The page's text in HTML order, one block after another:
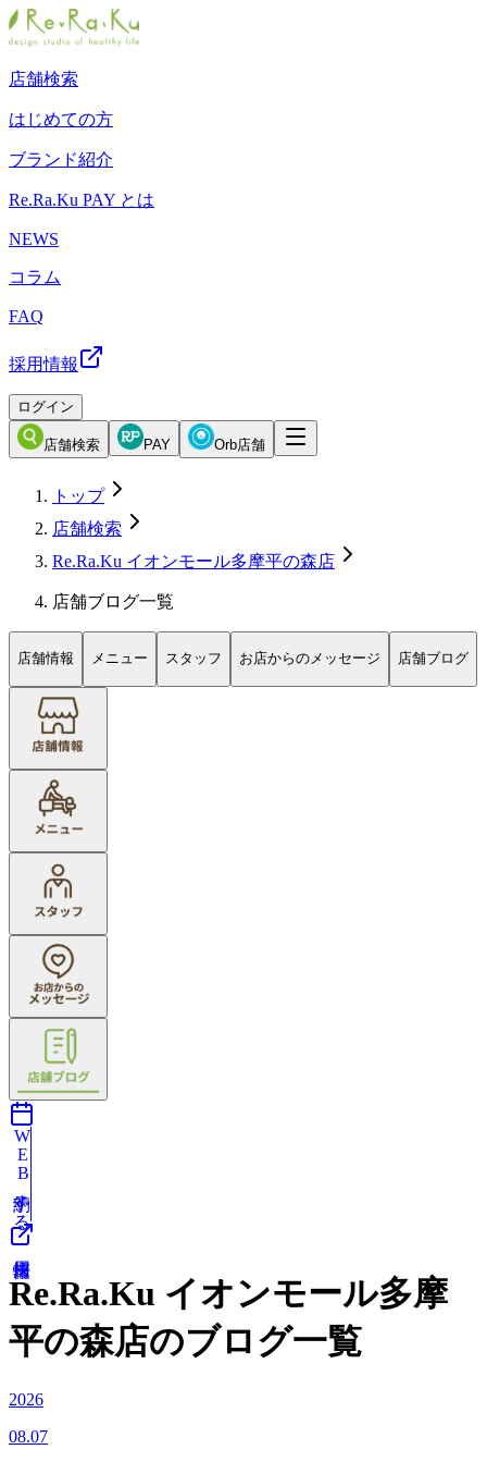
店舗検索
はじめての方
ブランド紹介
Re.Ra.Ku PAY とは
NEWS
コラム
FAQ
採用情報
ログイン
店舗検索 PAY Orb店舗
トップ
店舗検索
Re.Ra.Ku イオンモール多摩平の森店
店舗ブログ一覧
店舗情報 メニュー スタッフ お店からのメッセージ 店舗ブログ
WEB予約する
Re.Ra.Ku イオンモール多摩
平の森店のブログ一覧
2026
08.07